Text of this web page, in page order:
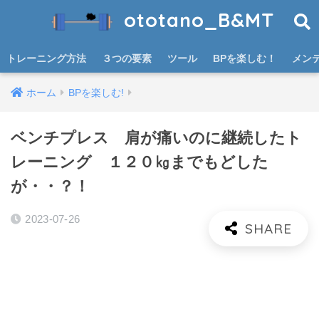
ototano_B&MT
トレーニング方法 ３つの要素 ツール BPを楽しむ！ メン
ホーム BPを楽しむ!
ベンチプレス 肩が痛いのに継続したト
レーニング １２０㎏までもどした
が・・？！
2023-07-26